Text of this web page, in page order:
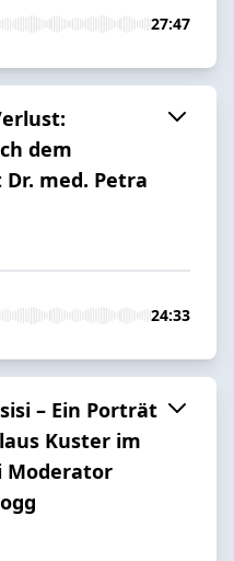
27:47
dem
med. Petra
24:33
– Ein Porträt
Kuster im
Moderator